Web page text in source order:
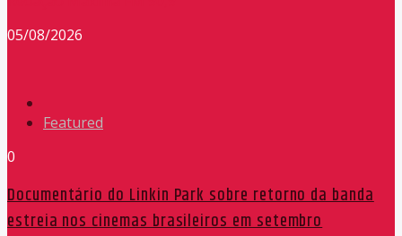
05/08/2026
Featured
0
Documentário do Linkin Park sobre retorno da banda
estreia nos cinemas brasileiros em setembro